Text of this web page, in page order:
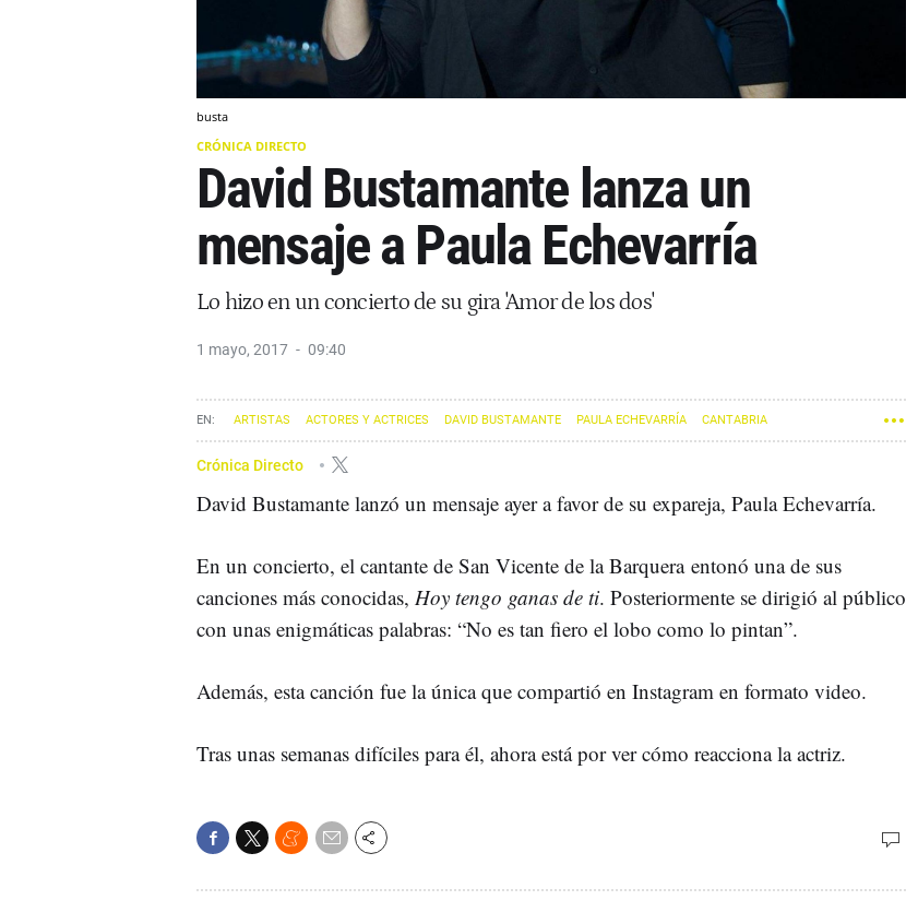
busta
CRÓNICA DIRECTO
David Bustamante lanza un
mensaje a Paula Echevarría
Lo hizo en un concierto de su gira 'Amor de los dos'
1 mayo, 2017 09:40
ARTISTAS ACTORES Y ACTRICES DAVID BUSTAMANTE PAULA ECHEVARRÍA CANTABRIA
Crónica Directo
David Bustamante lanzó un mensaje ayer a favor de su expareja, Paula Echevarría.
En un concierto, el cantante de San Vicente de la Barquera entonó una de sus
canciones más conocidas, Hoy tengo ganas de ti. Posteriormente se dirigió al público
con unas enigmáticas palabras: “No es tan fiero el lobo como lo pintan”.
Además, esta canción fue la única que compartió en Instagram en formato video.
Tras unas semanas difíciles para él, ahora está por ver cómo reacciona la actriz.